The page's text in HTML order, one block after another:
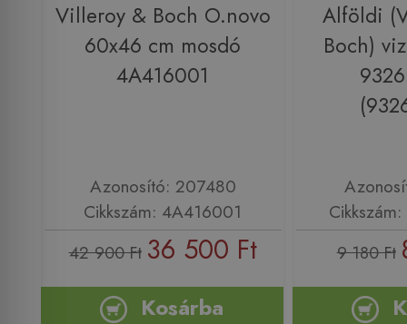
Villeroy & Boch O.novo
60x46 cm mosdó
4A416001
Azonosító: 207480
Cikkszám: 4A416001
42 900 Ft 36 500 Ft
Kosárba
Alföldi
Boch)
9 180 Ft